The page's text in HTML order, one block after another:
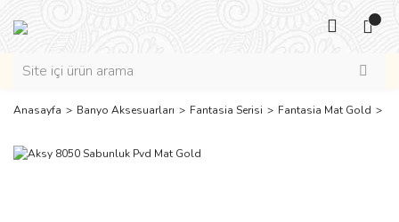
Anasayfa Banyo Aksesuarları Fantasia Serisi Fantasia Mat Gold